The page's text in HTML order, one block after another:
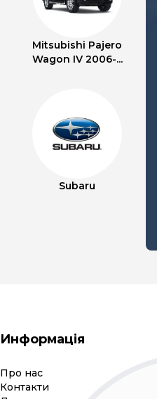
Mitsubishi Pajero
Wagon IV 2006-...
Subaru
Информація
Про нас
Контакти